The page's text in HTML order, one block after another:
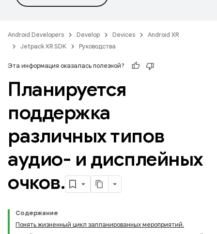
Android Developers Develop Devices
Android XR
Jetpack XR SDK
Руководства
Эта информация оказалась полезной?
Планируется
поддержка
различных типов
аудио- и дисплейных
очков.
Содержание
Понять жизненный цикл запланированных мероприятий.